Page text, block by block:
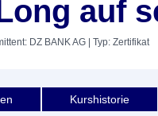
auf
DZ BANK AG | Typ: Zertifikat
Kurshistorie